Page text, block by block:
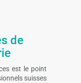
de
est le point
suisses